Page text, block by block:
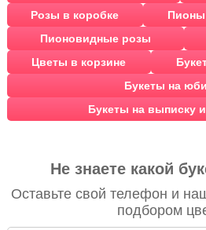
Розы в коробке
Пионы
Пионовидные розы
Цветы в корзине
Букеты на
Букеты на выписку
Не знаете какой
Оставьте свой телефон и
подбором